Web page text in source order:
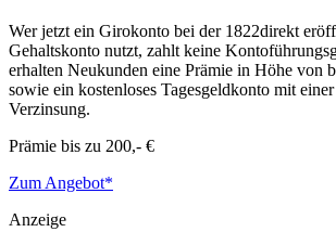
Wer jetzt ein Girokonto bei der 1822direkt
Gehaltskonto nutzt, zahlt keine
erhalten Neukunden eine Prämie in Höhe von
sowie ein kostenloses Tagesgeldkonto mit
Verzinsung.
Prämie bis zu 200,- €
Zum Angebot*
Anzeige